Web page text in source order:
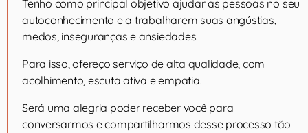
Tenho como principal objetivo ajudar as pessoas no seu
autoconhecimento e a trabalharem suas angústias,
medos, inseguranças e ansiedades.
Para isso, ofereço serviço de alta qualidade, com
acolhimento, escuta ativa e empatia.
Será uma alegria poder receber você para
conversarmos e compartilharmos desse processo tão